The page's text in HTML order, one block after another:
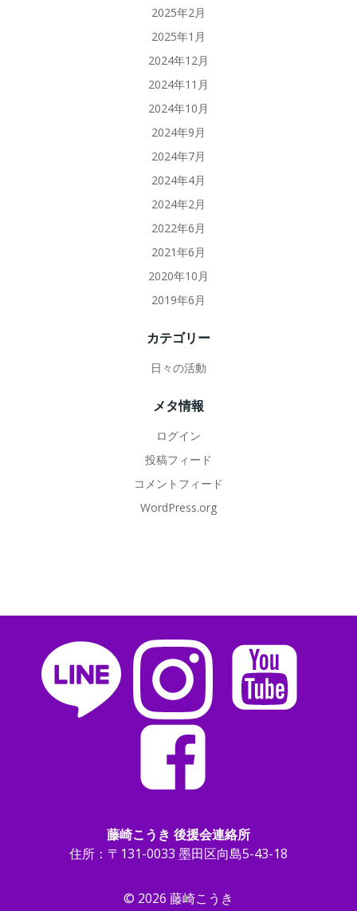
2025年2月
2025年1月
2024年12月
2024年11月
2024年10月
2024年9月
2024年7月
2024年4月
2024年2月
2022年6月
2021年6月
2020年10月
2019年6月
カテゴリー
日々の活動
メタ情報
ログイン
投稿フィード
コメントフィード
WordPress.org
藤崎こうき 後援会連絡所
住所：〒131-0033 墨田区向島5-43-18
© 2026 藤崎こうき